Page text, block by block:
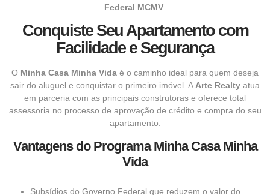
Federal MCMV
Conquiste Seu Apartamento com
Facilidade e Segurança
O Minha Casa Minha Vida é o caminho ideal para quem deseja
sair do aluguel e conquistar o primeiro imóvel. A Arte Realty atua
em parceria com as principais construtoras e oferece total
assessoria no processo de aprovação de crédito e compra do seu
apartamento.
Vantagens do Programa Minha Casa Minha
Vida
Subsídios do Governo Federal que reduzem o valor do